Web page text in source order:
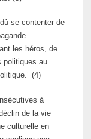
se contenter de
les héros, de
politiques au
(4)
à
de la vie
culturelle en